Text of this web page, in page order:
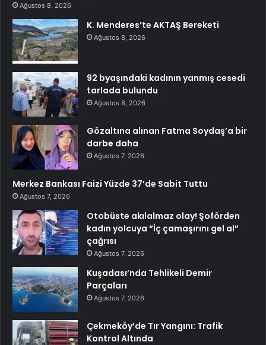
Ağustos 8, 2026
K. Menderes’te AKTAŞ Bereketi
Ağustos 8, 2026
92 byaşındaki kadının yanmış cesedi
tarlada bulundu
Ağustos 8, 2026
Gözaltına alınan Fatma Soydaş’a bir
darbe daha
Ağustos 7, 2026
Merkez Bankası Faizi Yüzde 37’de Sabit Tuttu
Ağustos 7, 2026
Otobüste akılalmaz olay! Şoförden
kadın yolcuya “İç çamaşırını gel al”
çağrısı
Ağustos 7, 2026
Kuşadası’nda Tehlikeli Demir
Parçaları
Ağustos 7, 2026
Çekmeköy’de Tır Yangını: Trafik
Kontrol Altında